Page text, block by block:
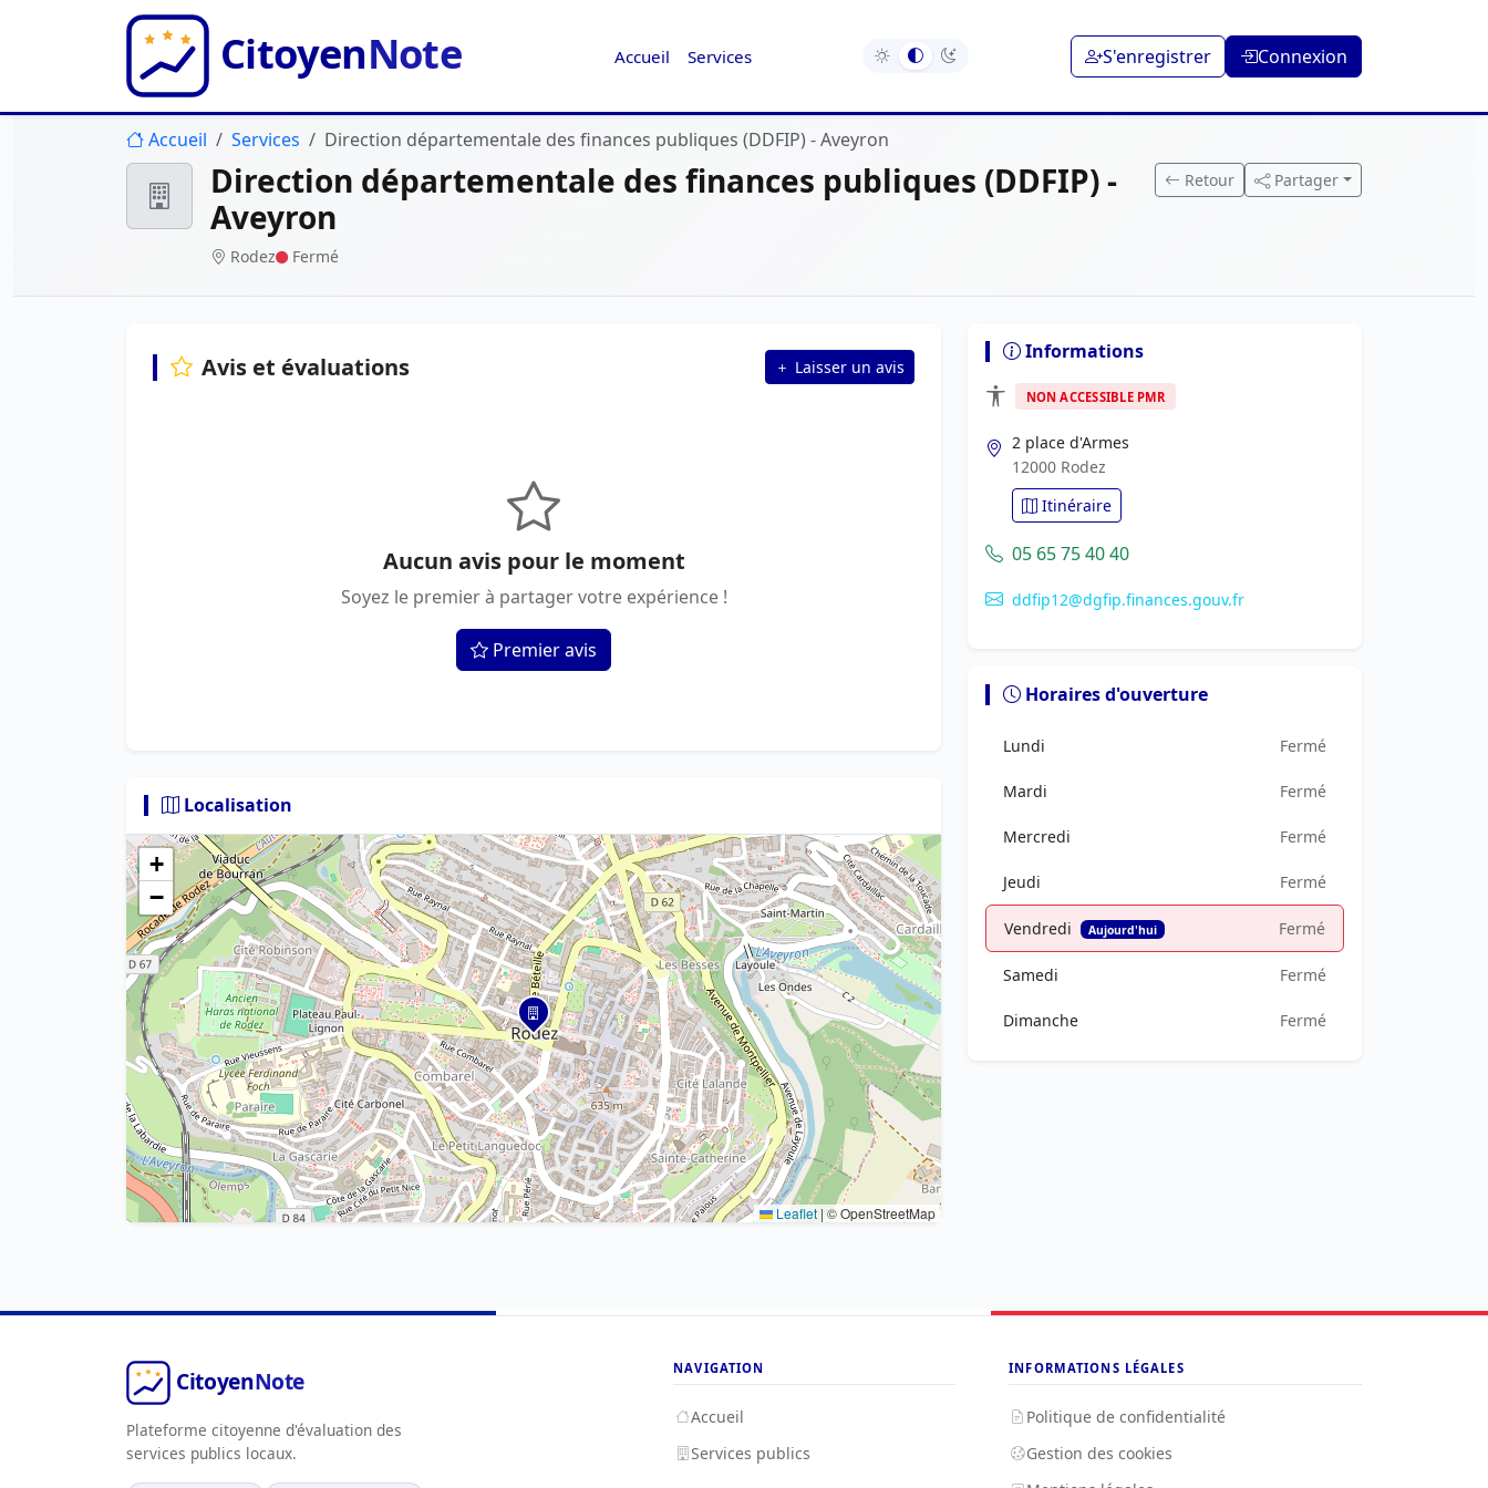
Accueil Services S'enregistrer Connexion
Accueil Services Direction départementale des finances publiques (DDFIP) - Aveyron
Direction départementale des finances publiques (DDFIP) -
Aveyron
Rodez Fermé
Retour Partager
Avis et évaluations Laisser un avis
Aucun avis pour le moment
Soyez le premier à partager votre expérience !
Premier avis
Localisation
+
−
Leaflet | © OpenStreetMap
Informations
NON ACCESSIBLE PMR
2 place d'Armes
12000 Rodez
Itinéraire
05 65 75 40 40
ddfip12@dgfip.finances.gouv.fr
Horaires d'ouverture
Lundi Fermé
Mardi Fermé
Mercredi Fermé
Jeudi Fermé
Vendredi Aujourd'hui Fermé
Samedi Fermé
Dimanche Fermé
Plateforme citoyenne d'évaluation des
services publics locaux.
NAVIGATION
Accueil
Services publics
INFORMATIONS LÉGALES
Politique de confidentialité
Gestion des cookies